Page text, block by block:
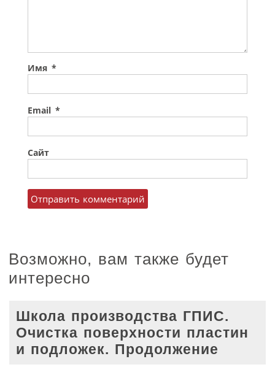
Имя *
Email *
Сайт
Возможно, вам также будет
интересно
Школа производства ГПИС.
Очистка поверхности пластин
и подложек. Продолжение